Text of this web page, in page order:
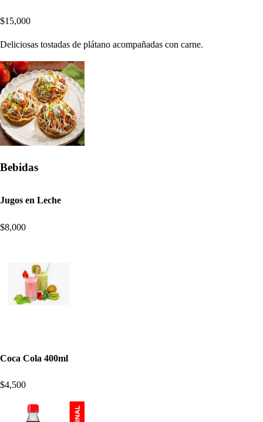
$15,000
Deliciosas tostadas de plátano acompañadas con carne.
Bebidas
Jugos en Leche
$8,000
Coca Cola 400ml
$4,500